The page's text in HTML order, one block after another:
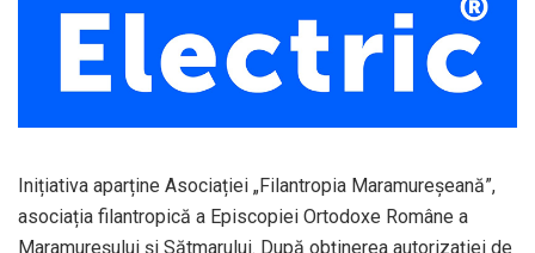
Inițiativa aparține Asociației „Filantropia Maramureșeană”,
asociația filantropică a Episcopiei Ortodoxe Române a
Maramureșului și Sătmarului. După obținerea autorizației de